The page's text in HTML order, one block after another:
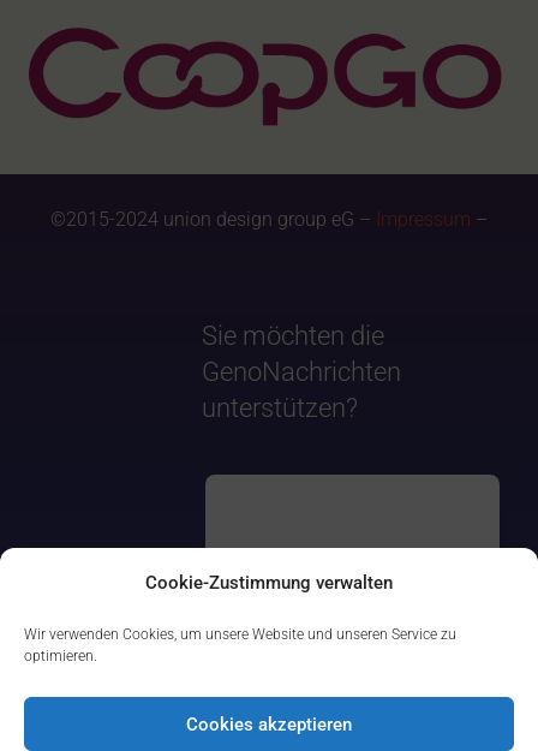
Cookie-Zustimmung verwalten
Wir verwenden Cookies, um unsere Website und unseren Service zu
optimieren.
Cookies akzeptieren
©2015-2024 union design group eG – Impressum –
Sie möchten die
GenoNachrichten
unterstützen?